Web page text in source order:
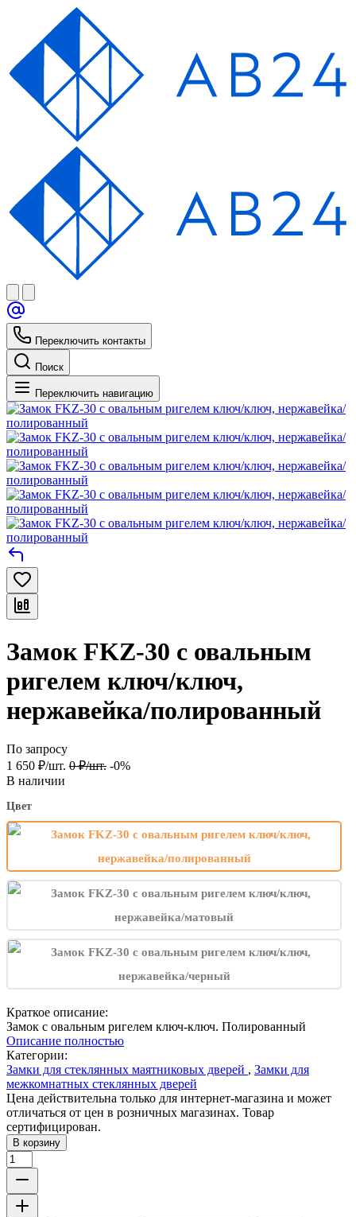
Переключить контакты
Поиск
Переключить навигацию
Замок FKZ-30 с овальным
ригелем ключ/ключ,
нержавейка/полированный
По запросу
1 650 ₽/шт. 0 ₽/шт. -0%
В наличии
Цвет
Краткое описание:
Замок с овальным ригелем ключ-ключ. Полированный
Описание полностью
Категории:
Замки для стеклянных маятниковых дверей , Замки для
межкомнатных стеклянных дверей
Цена действительна только для интернет-магазина и может
отличаться от цен в розничных магазинах. Товар
сертифицирован.
В корзину